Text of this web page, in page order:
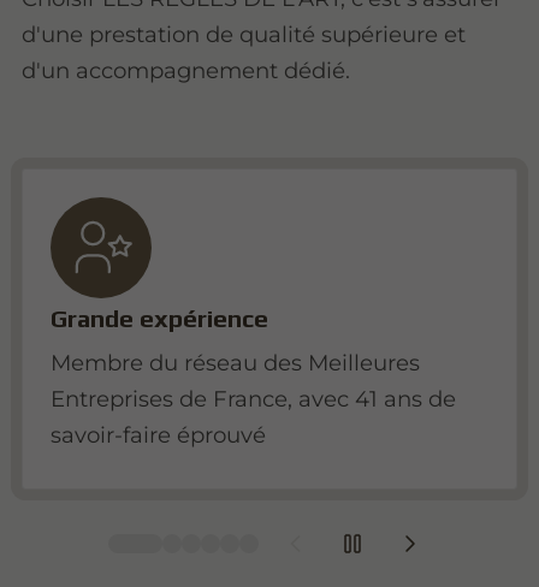
d'une prestation de qualité supérieure et
d'un accompagnement dédié.
Grande expérience
Membre du réseau des Meilleures
Entreprises de France, avec 41 ans de
savoir-faire éprouvé